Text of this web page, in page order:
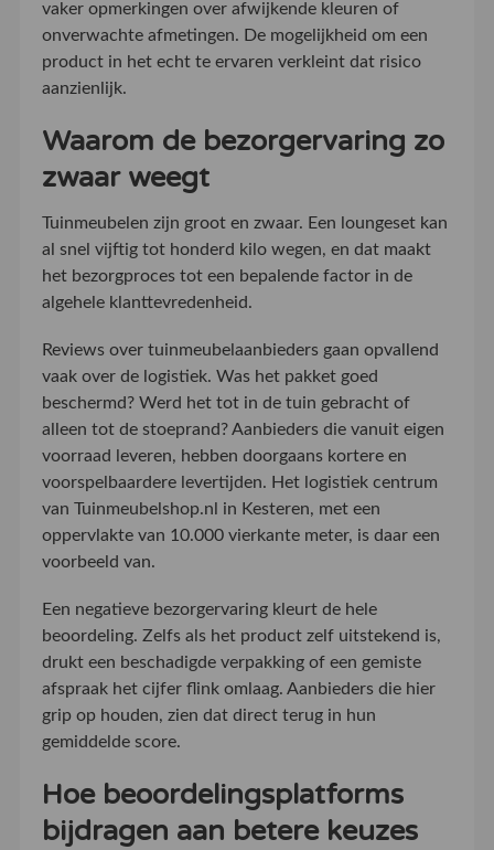
vaker opmerkingen over afwijkende kleuren of
onverwachte afmetingen. De mogelijkheid om een
product in het echt te ervaren verkleint dat risico
aanzienlijk.
Waarom de bezorgervaring zo
zwaar weegt
Tuinmeubelen zijn groot en zwaar. Een loungeset kan
al snel vijftig tot honderd kilo wegen, en dat maakt
het bezorgproces tot een bepalende factor in de
algehele klanttevredenheid.
Reviews over tuinmeubelaanbieders gaan opvallend
vaak over de logistiek. Was het pakket goed
beschermd? Werd het tot in de tuin gebracht of
alleen tot de stoeprand? Aanbieders die vanuit eigen
voorraad leveren, hebben doorgaans kortere en
voorspelbaardere levertijden. Het logistiek centrum
van Tuinmeubelshop.nl in Kesteren, met een
oppervlakte van 10.000 vierkante meter, is daar een
voorbeeld van.
Een negatieve bezorgervaring kleurt de hele
beoordeling. Zelfs als het product zelf uitstekend is,
drukt een beschadigde verpakking of een gemiste
afspraak het cijfer flink omlaag. Aanbieders die hier
grip op houden, zien dat direct terug in hun
gemiddelde score.
Hoe beoordelingsplatforms
bijdragen aan betere keuzes